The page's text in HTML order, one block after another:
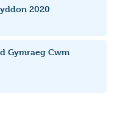
2020
Gymraeg Cwm